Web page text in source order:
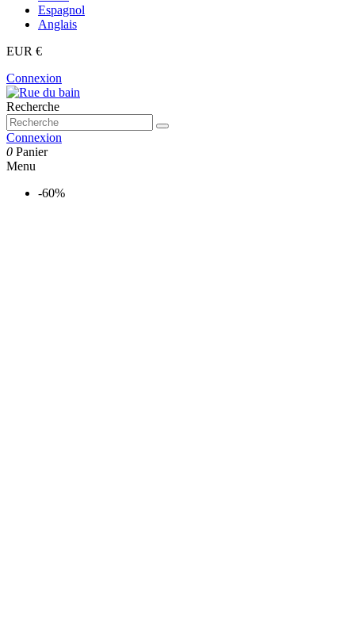
Espagnol
Anglais
EUR €
Connexion
Recherche
Connexion
0 Panier
Menu
-60%